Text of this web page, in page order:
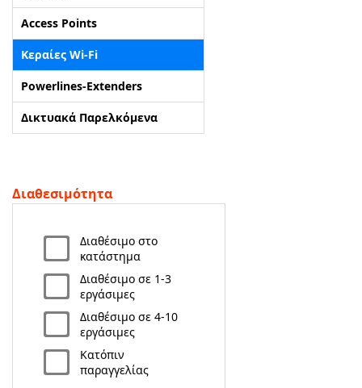
SERVICE
ΕΠΙΚΟΙΝΩΝΙΑ
2310.769.050 - 2313.078.238
Access Points
Κεραίες Wi-Fi
Powerlines-Extenders
Δικτυακά Παρελκόμενα
Διαθεσιμότητα
Διαθέσιμο στο
κατάστημα
Διαθέσιμο σε 1-3
εργάσιμες
Διαθέσιμο σε 4-10
εργάσιμες
Κατόπιν
παραγγελίας